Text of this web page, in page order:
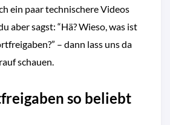
ein paar technischere Videos
aber sagst: “Hä? Wieso, was ist
– dann lass uns da
schauen.
so beliebt